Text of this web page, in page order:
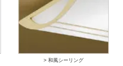
> 和風シーリング